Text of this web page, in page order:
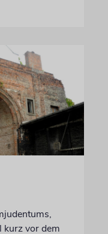
kurz vor dem